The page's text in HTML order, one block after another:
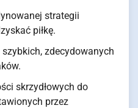
strategii
piłkę.
zdecydowanych
skrzydłowych do
przez